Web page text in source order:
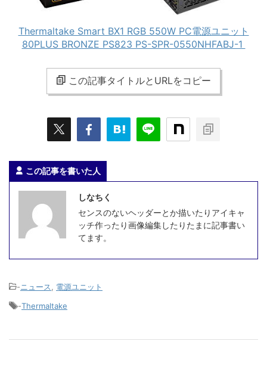
Thermaltake Smart BX1 RGB 550W PC電源ユニット
80PLUS BRONZE PS823 PS-SPR-0550NHFABJ-1
この記事タイトルとURLをコピー
この記事を書いた人
しなちく
センスのないヘッダーとか描いたりアイキャ
ッチ作ったり画像編集したりたまに記事書い
てます。
-ニュース, 電源ユニット
-Thermaltake